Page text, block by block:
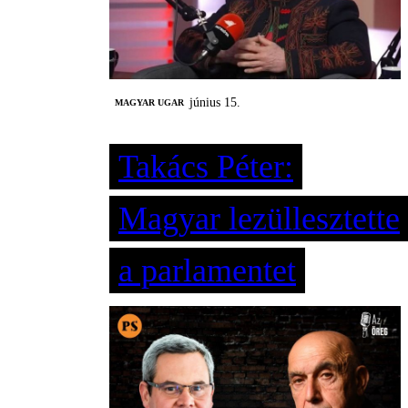
MAGYAR UGAR június 15.
Takács Péter:
Magyar lezüllesztette
a parlamentet